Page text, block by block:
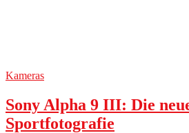
Kameras
Sony Alpha 9 III: Die
Sportfotografie